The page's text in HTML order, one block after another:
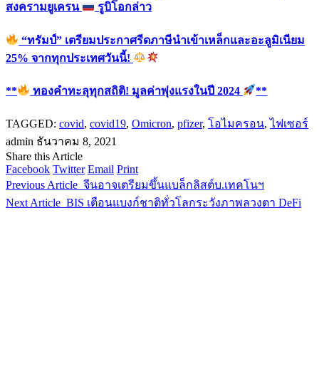
สงครามยูเครน
รูบิโอกล่าว
“ทรัมป์” เตรียมประกาศรีดภาษีนำเข้าเหล็กและอะลูมิเนียม
25% จากทุกประเทศวันนี้!
** ทองคำทะลุทุกสถิติ! มูลค่าพุ่งแรงในปี 2024 **
TAGGED: covid, covid19, Omicron, pfizer, โอไมครอน,ไฟเซอร์
admin ธันวาคม 8, 2021
Share this Article
Facebook Twitter Email Print
Previous Article จีนอาจเตรียมขึ้นแบล็กลิสต์บ.เทคโนฯ
Next Article BIS เตือนแบงก์ชาติทั่วโลกระวังภาพลวงตา DeFi